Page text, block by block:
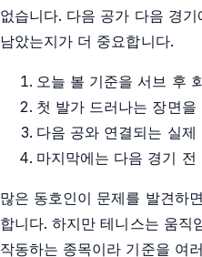
없습니다. 다음 공가 다음 경
남았는지가 더 중요합니다.
오늘 볼 기준을 서브 후
첫 발가 드러나는 장면
다음 공와 연결되는 실
마지막에는 다음 경기
많은 동호인이 문제를 발견하
합니다. 하지만 테니스는 움직
작동하는 종목이라 기준을 여